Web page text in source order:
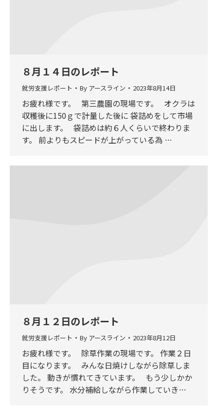
８月１４日のレポート
就労支援レポート By アースライン 2023年8月14日
お疲れ様です。 第三農園の現場です。 オクラは
収穫後に150ｇで計量した後に 袋詰めをして市場
に出します。 袋詰めは約６人くらいで終わりま
す。 前よりもスピードが上がっている為 …
８月１２日のレポート
就労支援レポート By アースライン 2023年8月12日
お疲れ様です。 除草作業の現場です。 作業２日
目になります。 みんな日焼けしながら除草しま
した。 動きが慣れてきています。 もう少しかか
りそうです。 水分補給しながら作業していき…